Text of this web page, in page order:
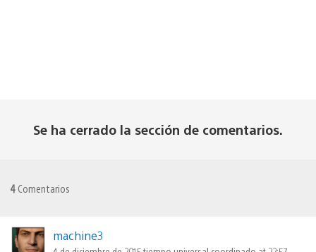
Se ha cerrado la sección de comentarios.
4 Comentarios
machine3